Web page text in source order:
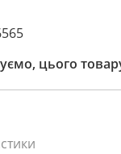
цього